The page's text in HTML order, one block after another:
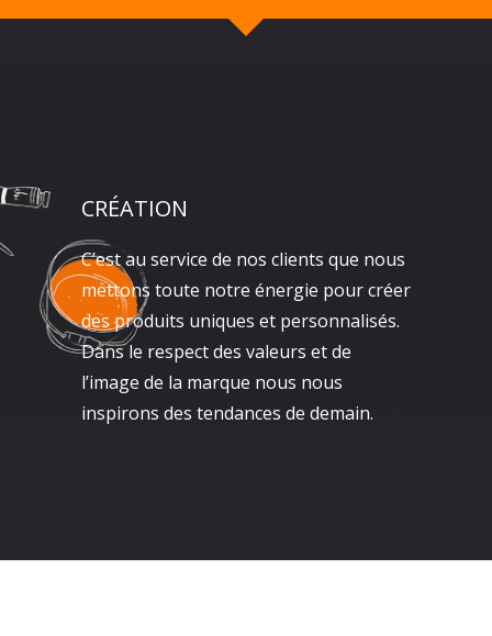
CRÉATION
C’est au service de nos clients que nous
mettons toute notre énergie pour créer
des produits uniques et personnalisés.
Dans le respect des valeurs et de
l’image de la marque nous nous
inspirons des tendances de demain.